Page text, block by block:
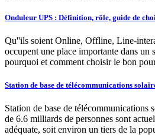
Onduleur UPS : Définition, rôle, guide de
Qu''ils soient Online, Offline, Line-
occupent une place importante dans un
pourquoi et comment choisir le bon
Station de base de télécommunications
Station de base de télécommunications
de 6.6 milliards de personnes sont
adéquate, soit environ un tiers de la